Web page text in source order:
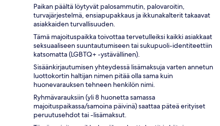
Paikan päältä löytyvät palosammutin, palovaroitin,
turvajärjestelmä, ensiapupakkaus ja ikkunakalterit takaavat
asiakkaiden turvallisuuden.
Tämä majoituspaikka toivottaa tervetulleiksi kaikki asiakkaat
seksuaaliseen suuntautumiseen tai sukupuoli-identiteettiin
katsomatta (LGBTQ+ -ystävällinen).
Sisäänkirjautumisen yhteydessä lisämaksuja varten annetun
luottokortin haltijan nimen pitää olla sama kuin
huonevarauksen tehneen henkilön nimi.
Ryhmävarauksiin (yli 8 huonetta samassa
majoituspaikassa/samoina päivinä) saattaa päteä erityiset
peruutusehdot tai -lisämaksut.